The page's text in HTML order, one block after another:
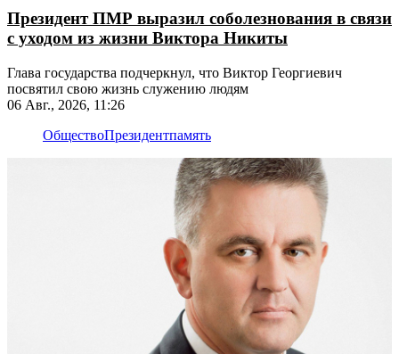
Президент ПМР выразил соболезнования в связи
с уходом из жизни Виктора Никиты
Глава государства подчеркнул, что Виктор Георгиевич
посвятил свою жизнь служению людям
06 Авг., 2026, 11:26
ОбществоПрезидентпамять